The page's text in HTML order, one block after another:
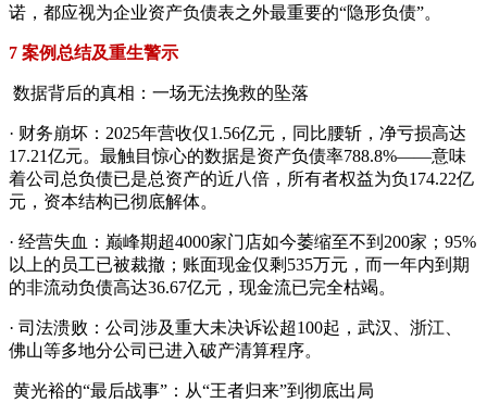
诺，都应视为企业资产负债表之外最重要的“隐形负债”。
7 案例总结及重生警示
数据背后的真相：一场无法挽救的坠落
· 财务崩坏：2025年营收仅1.56亿元，同比腰斩，净亏损高达
17.21亿元。最触目惊心的数据是资产负债率788.8%——意味
着公司总负债已是总资产的近八倍，所有者权益为负174.22亿
元，资本结构已彻底解体。
· 经营失血：巅峰期超4000家门店如今萎缩至不到200家；95%
以上的员工已被裁撤；账面现金仅剩535万元，而一年内到期
的非流动负债高达36.67亿元，现金流已完全枯竭。
· 司法溃败：公司涉及重大未决诉讼超100起，武汉、浙江、
佛山等多地分公司已进入破产清算程序。
黄光裕的“最后战事”：从“王者归来”到彻底出局